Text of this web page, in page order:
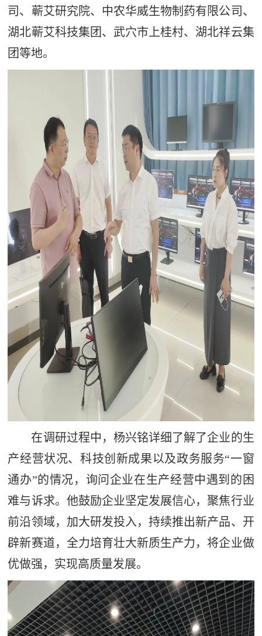
司、蕲艾研究院、中农华威生物制药有限公司、
湖北蕲艾科技集团、武穴市上桂村、湖北祥云集
团等地。
在调研过程中，杨兴铭详细了解了企业的生
产经营状况、科技创新成果以及政务服务“一窗
通办”的情况，询问企业在生产经营中遇到的困
难与诉求。他鼓励企业坚定发展信心，聚焦行业
前沿领域，加大研发投入，持续推出新产品、开
辟新赛道，全力培育壮大新质生产力，将企业做
优做强，实现高质量发展。